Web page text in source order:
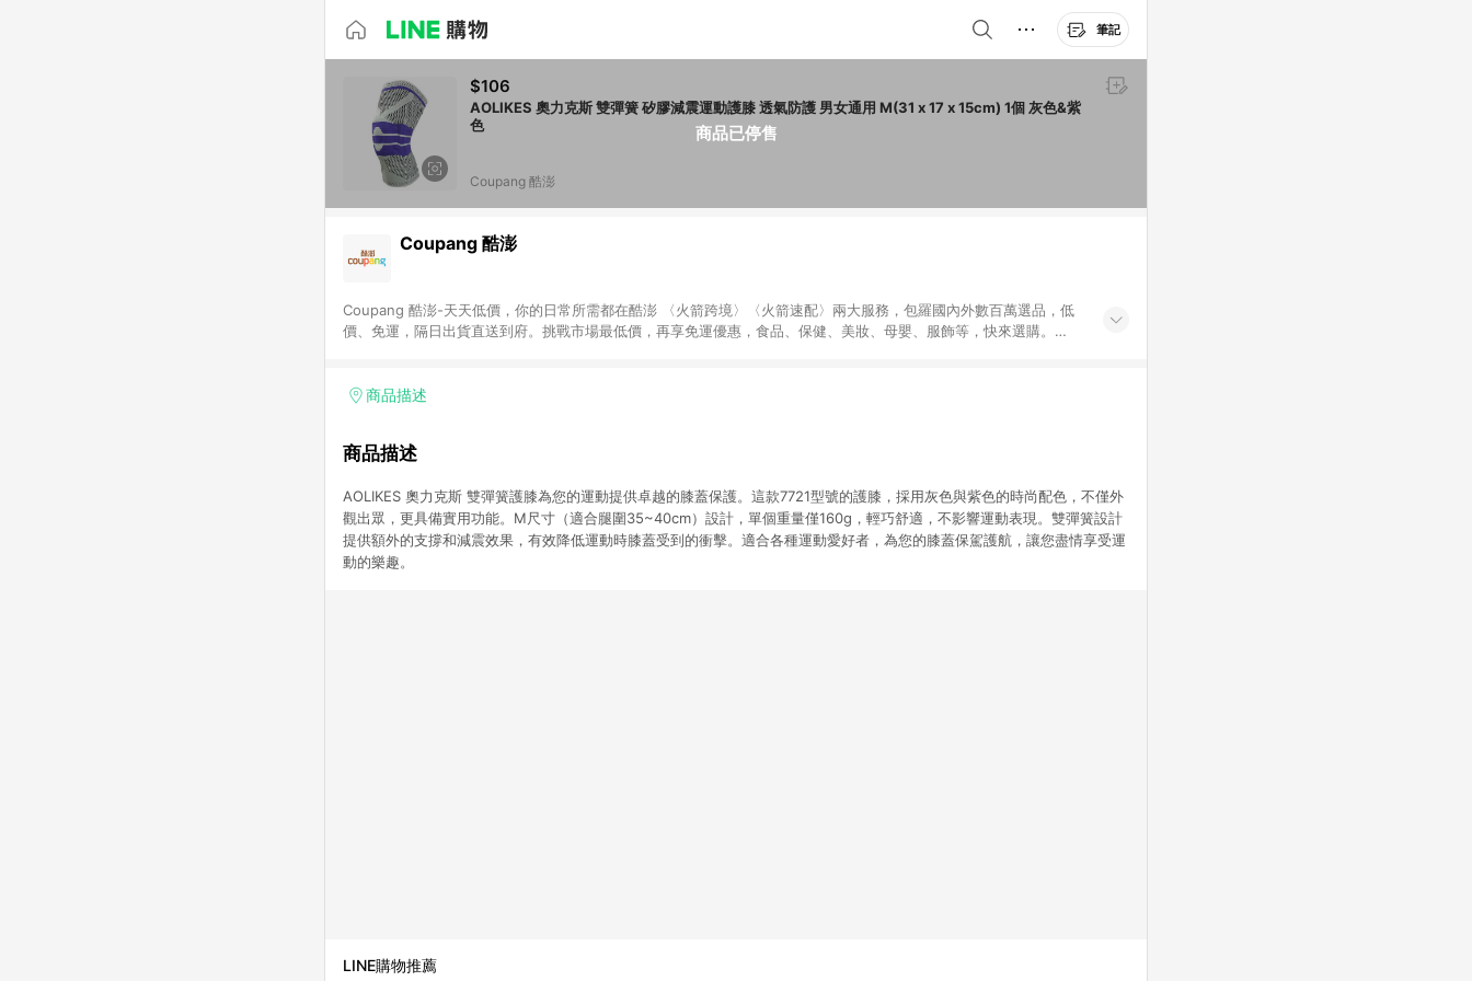
筆記
商品已停售
$106
AOLIKES 奧力克斯 雙彈簧 矽膠減震運動護膝 透氣防護 男女通用 M(31 x 17 x 15cm) 1個 灰色&紫
色
Coupang 酷澎
Coupang 酷澎
Coupang 酷澎-天天低價，你的日常所需都在酷澎 〈火箭跨境〉〈火箭速配〉兩大服務，包羅國內外數百萬選品，低
價、免運，隔日出貨直送到府。挑戰市場最低價，再享免運優惠，食品、保健、美妝、母嬰、服飾等，快來選購。
商品描述
商品描述
AOLIKES 奧力克斯 雙彈簧護膝為您的運動提供卓越的膝蓋保護。這款7721型號的護膝，採用灰色與紫色的時尚配色，不僅外
觀出眾，更具備實用功能。M尺寸（適合腿圍35~40cm）設計，單個重量僅160g，輕巧舒適，不影響運動表現。雙彈簧設計
提供額外的支撐和減震效果，有效降低運動時膝蓋受到的衝擊。適合各種運動愛好者，為您的膝蓋保駕護航，讓您盡情享受運
動的樂趣。
LINE購物推薦